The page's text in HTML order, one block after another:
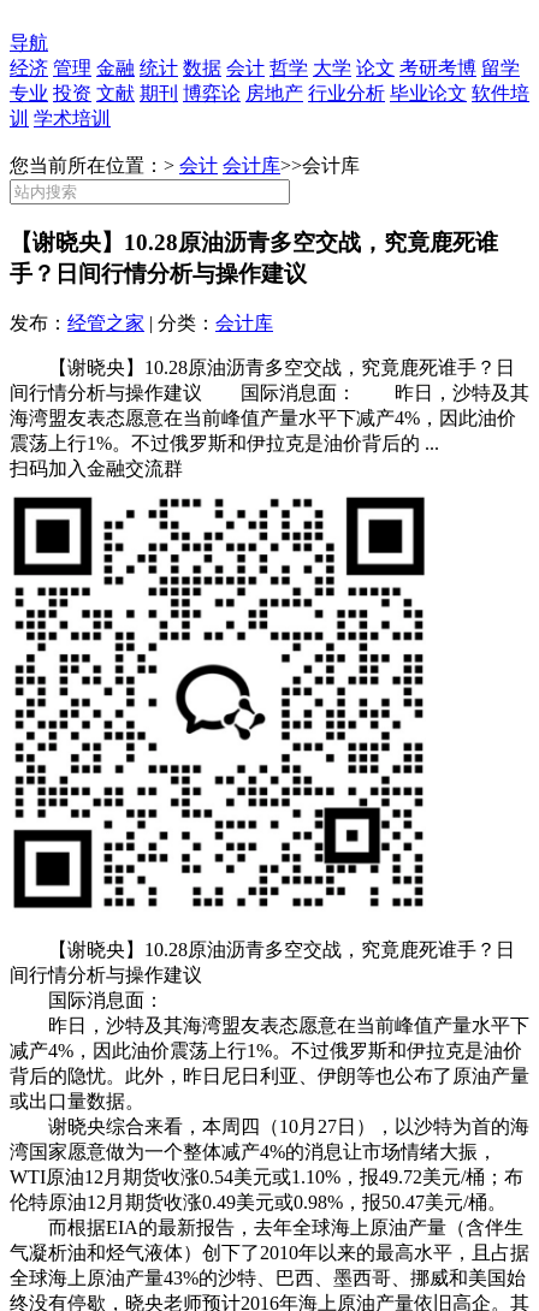
导航
经济 管理 金融 统计 数据 会计 哲学 大学 论文 考研考博 留学
专业 投资 文献 期刊 博弈论 房地产 行业分析 毕业论文 软件培
训 学术培训
您当前所在位置：> 会计 会计库>>会计库
【谢晓央】10.28原油沥青多空交战，究竟鹿死谁
手？日间行情分析与操作建议
发布： 经管之家 | 分类： 会计库
【谢晓央】10.28原油沥青多空交战，究竟鹿死谁手？日
间行情分析与操作建议 国际消息面： 昨日，沙特及其
海湾盟友表态愿意在当前峰值产量水平下减产4%，因此油价
震荡上行1%。不过俄罗斯和伊拉克是油价背后的 ...
扫码加入金融交流群
【谢晓央】10.28原油沥青多空交战，究竟鹿死谁手？日
间行情分析与操作建议
国际消息面：
昨日，沙特及其海湾盟友表态愿意在当前峰值产量水平下
减产4%，因此油价震荡上行1%。不过俄罗斯和伊拉克是油价
背后的隐忧。此外，昨日尼日利亚、伊朗等也公布了原油产量
或出口量数据。
谢晓央综合来看，本周四（10月27日），以沙特为首的海
湾国家愿意做为一个整体减产4%的消息让市场情绪大振，
WTI原油12月期货收涨0.54美元或1.10%，报49.72美元/桶；布
伦特原油12月期货收涨0.49美元或0.98%，报50.47美元/桶。
而根据EIA的最新报告，去年全球海上原油产量（含伴生
气凝析油和烃气液体）创下了2010年以来的最高水平，且占据
全球海上原油产量43%的沙特、巴西、墨西哥、挪威和美国始
终没有停歇，晓央老师预计2016年海上原油产量依旧高企。其